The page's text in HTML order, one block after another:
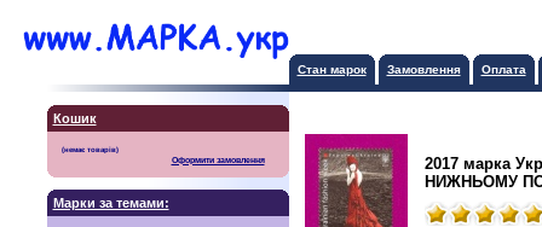
Стан марок Замовлення Оплата
Кошик
Оформити замовлення
Марки за темами:
2017 марка
НИЖНЬОМУ